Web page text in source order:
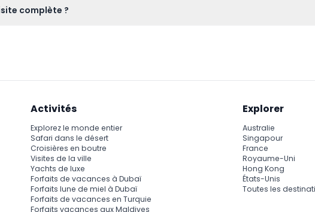
complète ?
Activités
Explorez le monde entier
Safari dans le désert
Croisières en boutre
Visites de la ville
Yachts de luxe
Forfaits de vacances à Dubaï
Forfaits lune de miel à Dubaï
Forfaits de vacances en Turquie
Forfaits vacances aux Maldives
Explorer
Australie
Singapour
France
Royaume-Uni
Hong Kong
États-Unis
Toutes les